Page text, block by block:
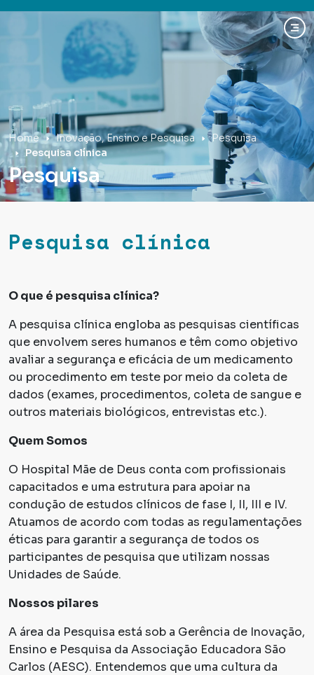
Hospital Mãe de Deus
Home Inovação, Ensino e Pesquisa
Pesquisa
Pesquisa clínica
Pesquisa
Pesquisa clínica
O que é pesquisa clínica?
A pesquisa clínica engloba as pesquisas científicas
que envolvem seres humanos e têm como objetivo
avaliar a segurança e eficácia de um medicamento
ou procedimento em teste por meio da coleta de
dados (exames, procedimentos, coleta de sangue e
outros materiais biológicos, entrevistas etc.).
Quem Somos
O Hospital Mãe de Deus conta com profissionais
capacitados e uma estrutura para apoiar na
condução de estudos clínicos de fase I, II, III e IV.
Atuamos de acordo com todas as regulamentações
éticas para garantir a segurança de todos os
participantes de pesquisa que utilizam nossas
Unidades de Saúde.
Nossos pilares
A área da Pesquisa está sob a Gerência de Inovação,
Ensino e Pesquisa da Associação Educadora São
Carlos (AESC). Entendemos que uma cultura da